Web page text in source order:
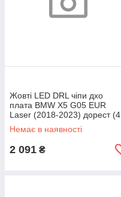
Жовті LED DRL чіпи дхо
плата BMW X5 G05 EUR
Laser (2018-2023) дорест (4
шт.)
Немає в наявності
2 091 ₴